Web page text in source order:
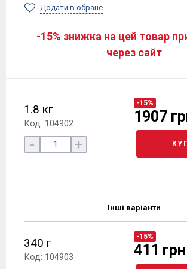
Додати в обране
-15% знижка на цей товар
через сайт
1.8 кг
Код: 104902
-15%
1907
- +
Інші варіанти
340 г
Код: 104903
-15%
411 грн